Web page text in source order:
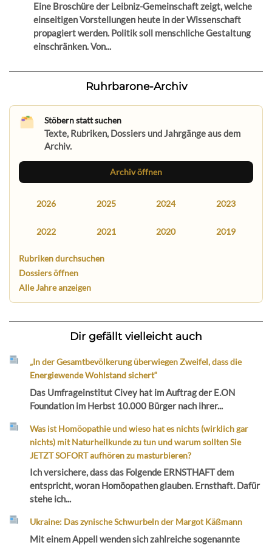
Eine Broschüre der Leibniz-Gemeinschaft zeigt, welche
einseitigen Vorstellungen heute in der Wissenschaft
propagiert werden. Politik soll menschliche Gestaltung
einschränken. Von...
Ruhrbarone-Archiv
Stöbern statt suchen
Texte, Rubriken, Dossiers und Jahrgänge aus dem
Archiv.
Archiv öffnen
2026 2025 2024 2023
2022 2021 2020 2019
Rubriken durchsuchen
Dossiers öffnen
Alle Jahre anzeigen
Dir gefällt vielleicht auch
„In der Gesamtbevölkerung überwiegen Zweifel, dass die
Energiewende Wohlstand sichert“
Das Umfrageinstitut Civey hat im Auftrag der E.ON
Foundation im Herbst 10.000 Bürger nach ihrer...
Was ist Homöopathie und wieso hat es nichts (wirklich gar
nichts) mit Naturheilkunde zu tun und warum sollten Sie
JETZT SOFORT aufhören zu masturbieren?
Ich versichere, dass das Folgende ERNSTHAFT dem
entspricht, woran Homöopathen glauben. Ernsthaft. Dafür
stehe ich...
Ukraine: Das zynische Schwurbeln der Margot Käßmann
Mit einem Appell wenden sich zahlreiche sogenannte